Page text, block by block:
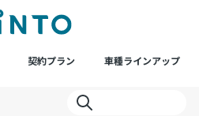
契約プラン 車種ラインアップ